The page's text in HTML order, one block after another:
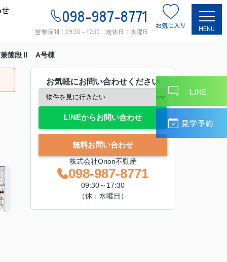
098-987-8771
営業時間：09:30～17:30 定休日：水曜日
お気に入り MENU
LINE
見学予約
兼箇段Ⅱ A号棟
お気軽にお問い合わせください
LINEからお問い合わせ
無料お問い合わせ
株式会社Orion不動産
098-987-8771
09:30～17:30
（休：水曜日）